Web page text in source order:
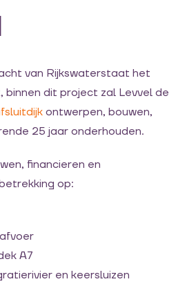
van Rijkswaterstaat het
binnen dit project zal Levvel de
ontwerpen, bouwen,
25 jaar onderhouden.
financieren en
op:
A7
en keersluizen